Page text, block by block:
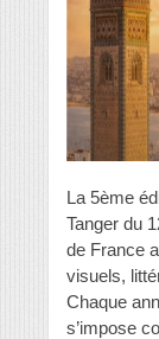
La 5ème
Tanger du
de France
visuels,
Chaque
s’impose